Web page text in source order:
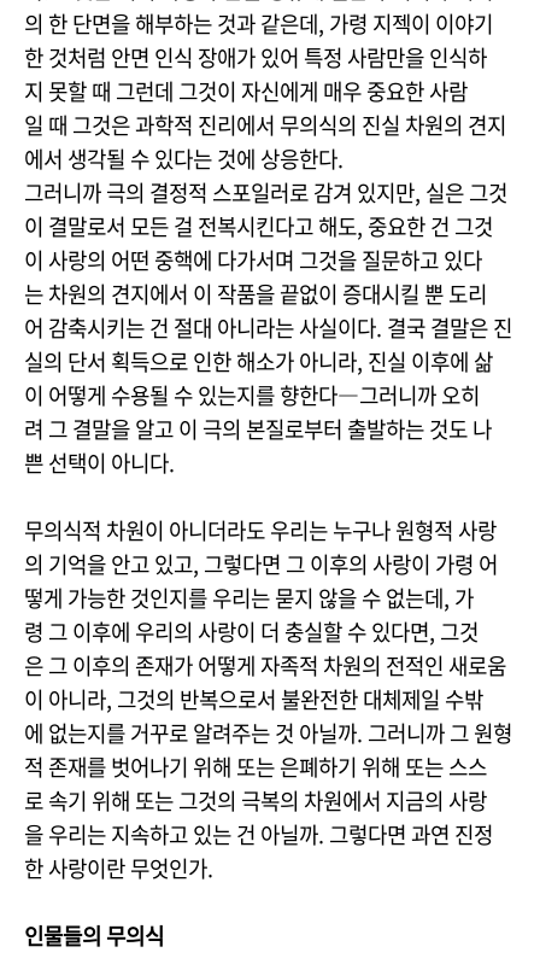
의 한 단면을 해부하는 것과 같은데, 가령 지젝이 이야기
한 것처럼 안면 인식 장애가 있어 특정 사람만을 인식하
지 못할 때 그런데 그것이 자신에게 매우 중요한 사람
일 때 그것은 과학적 진리에서 무의식의 진실 차원의 견지
에서 생각될 수 있다는 것에 상응한다.
그러니까 극의 결정적 스포일러로 감겨 있지만, 실은 그것
이 결말로서 모든 걸 전복시킨다고 해도, 중요한 건 그것
이 사랑의 어떤 중핵에 다가서며 그것을 질문하고 있다
는 차원의 견지에서 이 작품을 끝없이 증대시킬 뿐 도리
어 감축시키는 건 절대 아니라는 사실이다. 결국 결말은 진
실의 단서 획득으로 인한 해소가 아니라, 진실 이후에 삶
이 어떻게 수용될 수 있는지를 향한다―그러니까 오히
려 그 결말을 알고 이 극의 본질로부터 출발하는 것도 나
쁜 선택이 아니다.
무의식적 차원이 아니더라도 우리는 누구나 원형적 사랑
의 기억을 안고 있고, 그렇다면 그 이후의 사랑이 가령 어
떻게 가능한 것인지를 우리는 묻지 않을 수 없는데, 가
령 그 이후에 우리의 사랑이 더 충실할 수 있다면, 그것
은 그 이후의 존재가 어떻게 자족적 차원의 전적인 새로움
이 아니라, 그것의 반복으로서 불완전한 대체제일 수밖
에 없는지를 거꾸로 알려주는 것 아닐까. 그러니까 그 원형
적 존재를 벗어나기 위해 또는 은폐하기 위해 또는 스스
로 속기 위해 또는 그것의 극복의 차원에서 지금의 사랑
을 우리는 지속하고 있는 건 아닐까. 그렇다면 과연 진정
한 사랑이란 무엇인가.
인물들의 무의식